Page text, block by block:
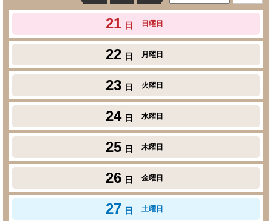
21 日 日曜日
22 日 月曜日
23 日 火曜日
24 日 水曜日
25 日 木曜日
26 日 金曜日
27 日 土曜日